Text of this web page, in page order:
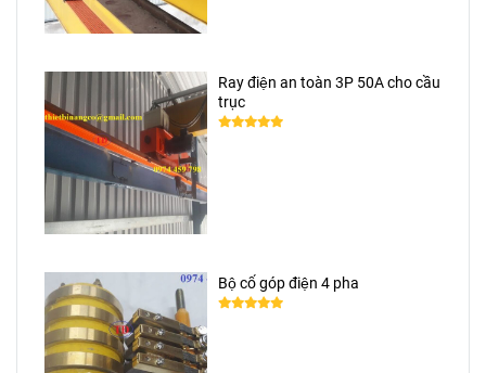
Ray điện an toàn 3P 50A cho cầu
trục
Bộ cổ góp điện 4 pha